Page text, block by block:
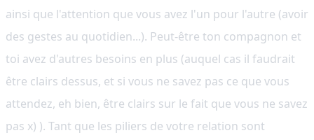
ainsi que l'attention que vous avez l'un pour l'autre (avoir
des gestes au quotidien...). Peut-être ton compagnon et
toi avez d'autres besoins en plus (auquel cas il faudrait
être clairs dessus, et si vous ne savez pas ce que vous
attendez, eh bien, être clairs sur le fait que vous ne savez
pas x) ). Tant que les piliers de votre relation sont